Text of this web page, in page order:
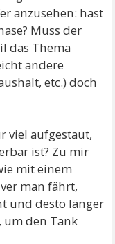
anzusehen: hast
Muss der
das Thema
andere
etc.) doch
viel aufgestaut,
ist? Zu mir
mit einem
man fährt,
und desto länger
um den Tank